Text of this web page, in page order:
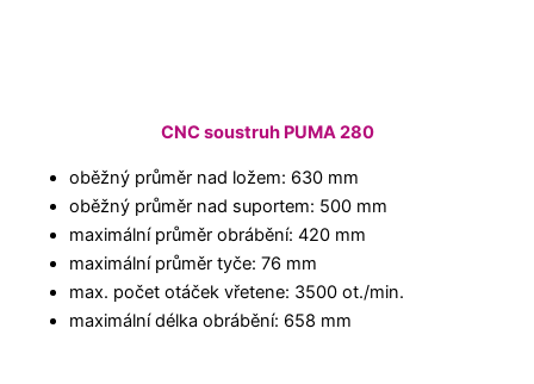
CNC soustruh PUMA 280
oběžný průměr nad ložem: 630 mm
oběžný průměr nad suportem: 500 mm
maximální průměr obrábění: 420 mm
maximální průměr tyče: 76 mm
max. počet otáček vřetene: 3500 ot./min.
maximální délka obrábění: 658 mm